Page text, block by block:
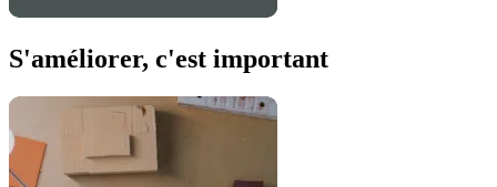
S'améliorer, c'est important